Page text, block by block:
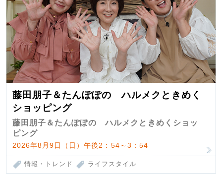
藤田朋子＆たんぽぽの ハルメクときめく
ショッピング
藤田朋子＆たんぽぽの ハルメクときめくショッ
ピング
2026年8月9日（日）午後2：54～3：54
情報・トレンド ライフスタイル